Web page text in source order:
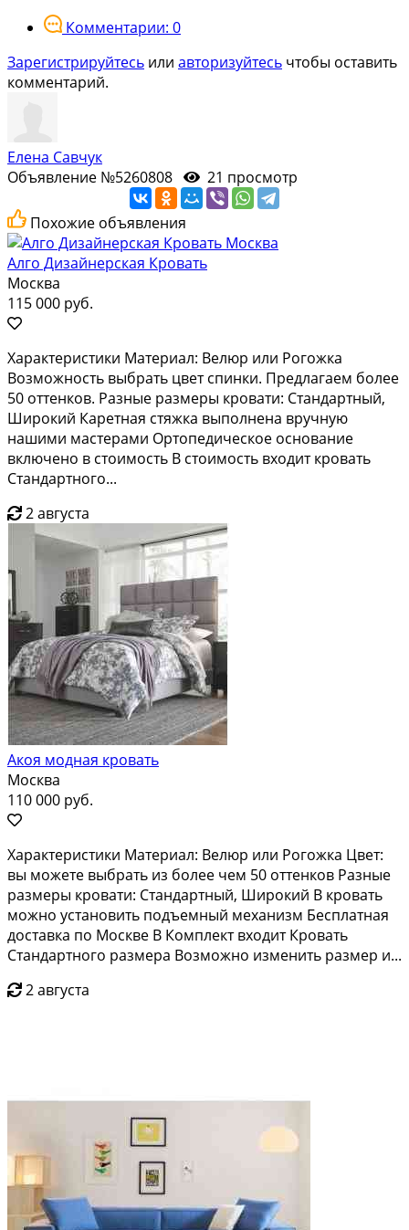
Комментарии: 0
Зарегистрируйтесь или авторизуйтесь чтобы оставить
комментарий.
Елена Савчук
Объявление №5260808
21 просмотр
Похожие объявления
Алго Дизайнерская Кровать
Москва
115 000 руб.
Характеристики Материал: Велюр или Рогожка
Возможность выбрать цвет спинки. Предлагаем более
50 оттенков. Разные размеры кровати: Стандартный,
Широкий Каретная стяжка выполнена вручную
нашими мастерами Ортопедическое основание
включено в стоимость В стоимость входит кровать
Стандартного...
2 августа
Акоя модная кровать
Москва
110 000 руб.
Характеристики Материал: Велюр или Рогожка Цвет:
вы можете выбрать из более чем 50 оттенков Разные
размеры кровати: Стандартный, Широкий В кровать
можно установить подъемный механизм Бесплатная
доставка по Москве В Комплект входит Кровать
Стандартного размера Возможно изменить размер и...
2 августа